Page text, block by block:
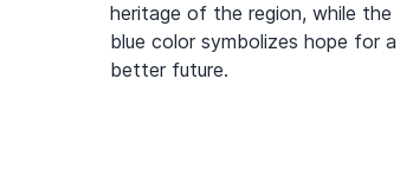
heritage of the region, while the
blue color symbolizes hope for a
better future.